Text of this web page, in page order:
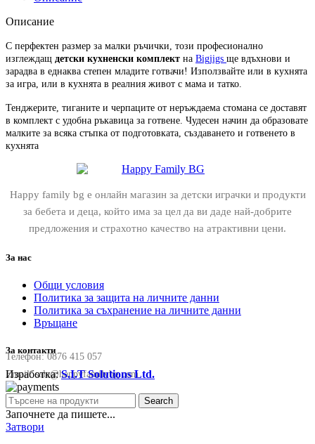
Описание
С перфектен размер за малки ръчички, този професионално
изглеждащ детски кухненски комплект на Bigjigs ще вдъхнови и
зарадва в еднаква степен младите готвачи! Използвайте или в кухнята
за игра, или в кухнята в реалния живот с мама и татко.
Тенджерите, тиганите и черпаците от неръждаема стомана се доставят
в комплект с удобна ръкавица за готвене. Чудесен начин да образовате
малките за всяка стъпка от подготовката, създаването и готвенето в
кухнята
Happy family bg е онлайн магазин за детски играчки и продукти
за бебета и деца, който има за цел да ви даде най-добрите
предложения и страхотно качество на атрактивни цени.
За нас
Общи условия
Политика за защита на личните данни
Политика за съхранение на личните данни
Връщане
За контакти
Телефон:0876 415 057
Email:sale@happyfamilybg.com
Изработка:S.I.T Solutions Ltd.
Search
Започнете да пишете...
Затвори